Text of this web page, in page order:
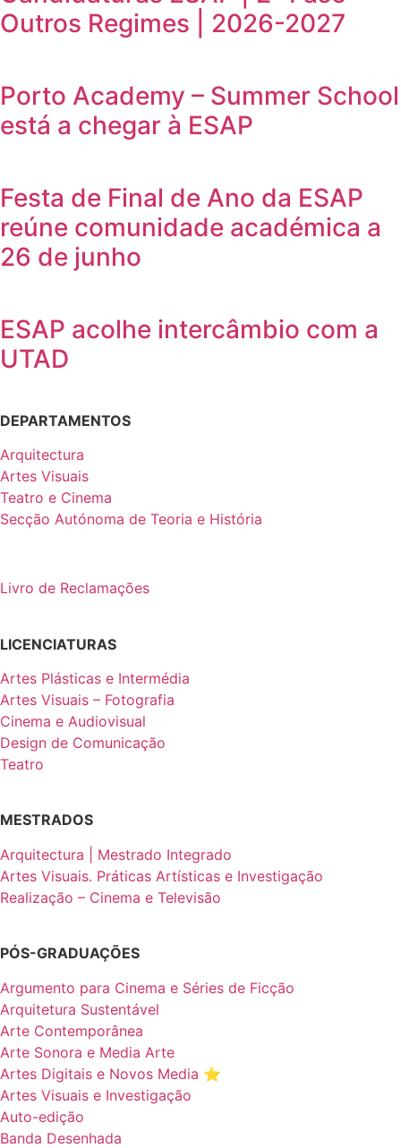
Outros Regimes | 2026-2027
Porto Academy – Summer School
está a chegar à ESAP
Festa de Final de Ano da ESAP
reúne comunidade académica a
26 de junho
ESAP acolhe intercâmbio com a
UTAD
DEPARTAMENTOS
Arquitectura
Artes Visuais
Teatro e Cinema
Secção Autónoma de Teoria e História
Livro de Reclamações
LICENCIATURAS
Artes Plásticas e Intermédia
Artes Visuais – Fotografia
Cinema e Audiovisual
Design de Comunicação
Teatro
MESTRADOS
Arquitectura | Mestrado Integrado
Artes Visuais. Práticas Artísticas e Investigação
Realização – Cinema e Televisão
PÓS-GRADUAÇÕES
Argumento para Cinema e Séries de Ficção
Arquitetura Sustentável
Arte Contemporânea
Arte Sonora e Media Arte
Artes Digitais e Novos Media ⭐️
Artes Visuais e Investigação
Auto-edição
Banda Desenhada